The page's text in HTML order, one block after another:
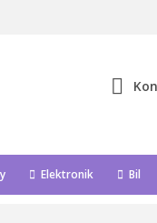
Elektronik Bil